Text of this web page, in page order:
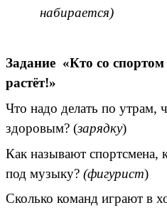
набирается)
Задание «Кто со
растёт!»
Что надо делать по
здоровым? (зарядку)
Как называют спортсмена,
под музыку? (фигурист)
Сколько команд играют в